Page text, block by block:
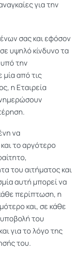
για την
σας και εφόσον
υψηλό κίνδυνο τα
υπό την
από τις
η Εταιρεία
να
το αργότερο
του αιτήματος και
αυτή μπορεί να
περίπτωση, η
και, σε κάθε
του
για το λόγο της
του.